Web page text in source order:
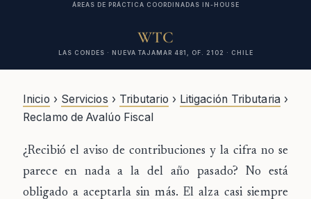
ÁREAS DE PRÁCTICA COORDINADAS IN-HOUSE
WTC
LAS CONDES · NUEVA TAJAMAR 481, OF. 2102 · CHILE
Inicio › Servicios › Tributario › Litigación Tributaria›
Reclamo de Avalúo Fiscal
¿Recibió el aviso de contribuciones y la cifra no se
parece en nada a la del año pasado? No está
obligado a aceptarla sin más. El alza casi siempre